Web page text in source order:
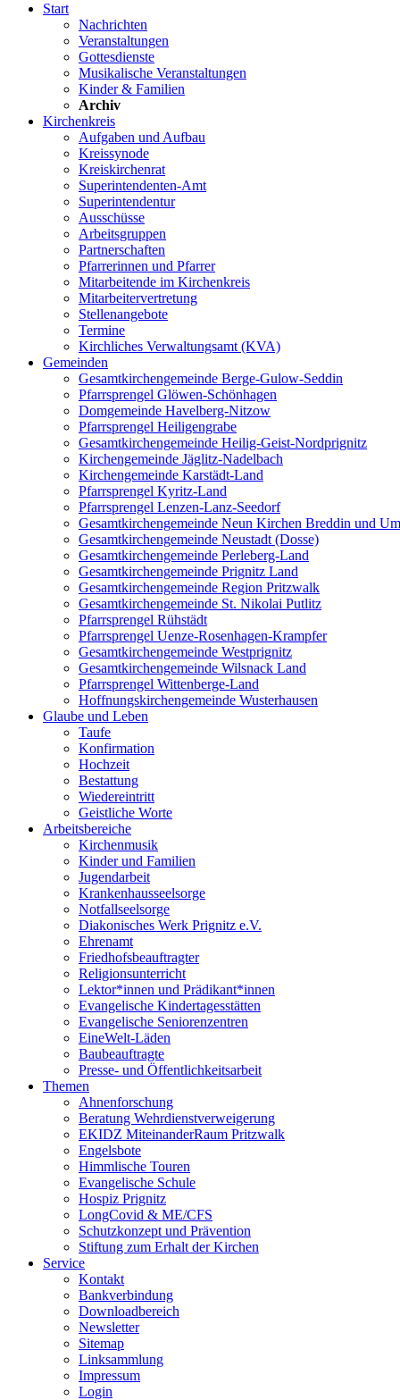
Start
Nachrichten
Veranstaltungen
Gottesdienste
Musikalische Veranstaltungen
Kinder & Familien
Archiv
Kirchenkreis
Aufgaben und Aufbau
Kreissynode
Kreiskirchenrat
Superintendenten-Amt
Superintendentur
Ausschüsse
Arbeitsgruppen
Partnerschaften
Pfarrerinnen und Pfarrer
Mitarbeitende im Kirchenkreis
Mitarbeitervertretung
Stellenangebote
Termine
Kirchliches Verwaltungsamt (KVA)
Gemeinden
Gesamtkirchengemeinde Berge-Gulow-Seddin
Pfarrsprengel Glöwen-Schönhagen
Domgemeinde Havelberg-Nitzow
Pfarrsprengel Heiligengrabe
Gesamtkirchengemeinde Heilig-Geist-Nordprignitz
Kirchengemeinde Jäglitz-Nadelbach
Kirchengemeinde Karstädt-Land
Pfarrsprengel Kyritz-Land
Pfarrsprengel Lenzen-Lanz-Seedorf
Gesamtkirchengemeinde Neun Kirchen Breddin und
Gesamtkirchengemeinde Neustadt (Dosse)
Gesamtkirchengemeinde Perleberg-Land
Gesamtkirchengemeinde Prignitz Land
Gesamtkirchengemeinde Region Pritzwalk
Gesamtkirchengemeinde St. Nikolai Putlitz
Pfarrsprengel Rühstädt
Pfarrsprengel Uenze-Rosenhagen-Krampfer
Gesamtkirchengemeinde Westprignitz
Gesamtkirchengemeinde Wilsnack Land
Pfarrsprengel Wittenberge-Land
Hoffnungskirchengemeinde Wusterhausen
Glaube und Leben
Taufe
Konfirmation
Hochzeit
Bestattung
Wiedereintritt
Geistliche Worte
Arbeitsbereiche
Kirchenmusik
Kinder und Familien
Jugendarbeit
Krankenhausseelsorge
Notfallseelsorge
Diakonisches Werk Prignitz e.V.
Ehrenamt
Friedhofsbeauftragter
Religionsunterricht
Lektor*innen und Prädikant*innen
Evangelische Kindertagesstätten
Evangelische Seniorenzentren
EineWelt-Läden
Baubeauftragte
Presse- und Öffentlichkeitsarbeit
Themen
Ahnenforschung
Beratung Wehrdienstverweigerung
EKIDZ MiteinanderRaum Pritzwalk
Engelsbote
Himmlische Touren
Evangelische Schule
Hospiz Prignitz
LongCovid & ME/CFS
Schutzkonzept und Prävention
Stiftung zum Erhalt der Kirchen
Service
Kontakt
Bankverbindung
Downloadbereich
Newsletter
Sitemap
Linksammlung
Impressum
Login